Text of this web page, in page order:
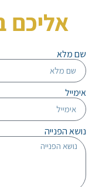
אליכם
שם מלא
אימייל
נושא הפנייה